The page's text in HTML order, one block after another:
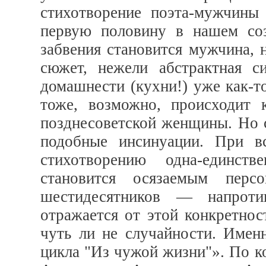
стихотворение поэта-
первую половину в нашем
забвения становится мужчина,
сюжет, нежели абстрактная
домашнести (кухни!) уже как-
тоже, возможно, происходит
позднесоветской женщины. Но
подобные инсинуации. При
стихотворению одна-
становится осязаемым
шестидесятников —
отражается от этой
чуть ли не случайности.
цикла "Из чужой жизни"». По